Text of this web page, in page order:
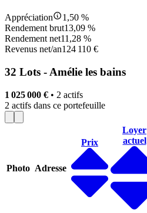
Appréciation
1,50 %
Rendement brut13,09 %
Rendement net11,28 %
Revenus net/an124 110 €
32 Lots - Amélie les bains
1 025 000 € • 2 actifs
2 actifs dans ce portefeuille
Photo Adresse
Prix
Loyer
actuel